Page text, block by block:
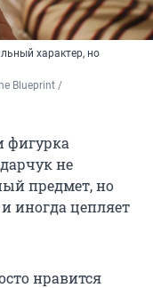
характер, но
Blueprint /
фигурка
не
предмет, но
иногда цепляет
нравится